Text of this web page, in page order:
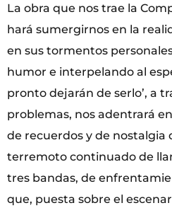
La obra que nos trae la
hará sumergirnos en la
en sus tormentos
humor e interpelando al
pronto dejarán de serlo’, a
problemas, nos adentrará
de recuerdos y de nostalgia
terremoto continuado de
tres bandas, de
que, puesta sobre el